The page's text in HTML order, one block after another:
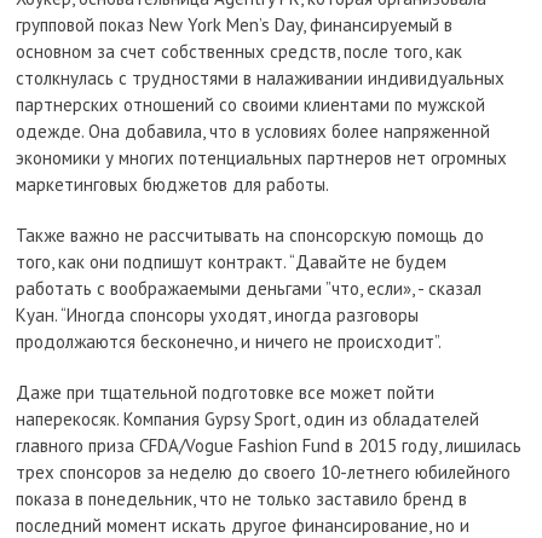
групповой показ New York Men’s Day, финансируемый в
основном за счет собственных средств, после того, как
столкнулась с трудностями в налаживании индивидуальных
партнерских отношений со своими клиентами по мужской
одежде. Она добавила, что в условиях более напряженной
экономики у многих потенциальных партнеров нет огромных
маркетинговых бюджетов для работы.
Также важно не рассчитывать на спонсорскую помощь до
того, как они подпишут контракт. “Давайте не будем
работать с воображаемыми деньгами ”что, если», - сказал
Куан. “Иногда спонсоры уходят, иногда разговоры
продолжаются бесконечно, и ничего не происходит”.
Даже при тщательной подготовке все может пойти
наперекосяк. Компания Gypsy Sport, один из обладателей
главного приза CFDA/Vogue Fashion Fund в 2015 году, лишилась
трех спонсоров за неделю до своего 10-летнего юбилейного
показа в понедельник, что не только заставило бренд в
последний момент искать другое финансирование, но и